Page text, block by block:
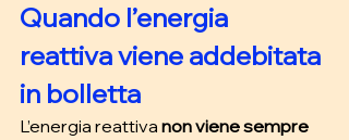
Quando l’energia
reattiva viene addebitata
in bolletta
L’energia reattiva non viene sempre